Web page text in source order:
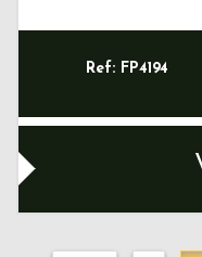
Ref: FP4194